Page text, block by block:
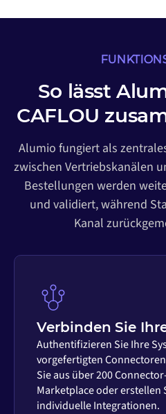
So lässt
CAFLOU
Alumio fungiert als
zwischen Vertriebskanälen
Bestellungen werden
und validiert, während
Kanal
Verbinden Sie
Authentifizieren Sie Ihre
vorgefertigten
Sie aus über 200
Marketplace oder erstellen
individuelle Integrationen.